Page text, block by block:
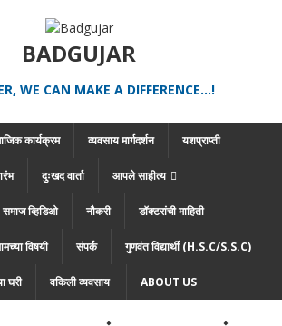
BADGUJAR
WE CAN MAKE A DIFFERENCE...!
कार्यक्रम व्यवसाय मार्गदर्शन यशप्राप्ती
दुःखद वार्ता आपले साहीत्य
समाज व्हिडिओ नौकरी डॉक्टरांची माहिती
विषयी संपर्क गुणवंत विद्यार्थी (H.S.C/S.S.C)
घरी वकिली व्यवसाय ABOUT US